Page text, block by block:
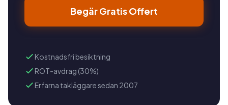
Begär Gratis Offert
Kostnadsfri besiktning
ROT-avdrag (30%)
Erfarna takläggare sedan 2007